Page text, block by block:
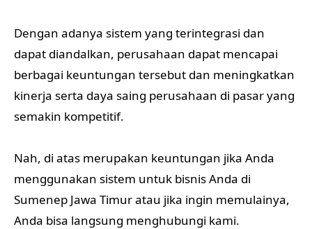
Dengan adanya sistem yang terintegrasi dan
dapat diandalkan, perusahaan dapat mencapai
berbagai keuntungan tersebut dan meningkatkan
kinerja serta daya saing perusahaan di pasar yang
semakin kompetitif.
Nah, di atas merupakan keuntungan jika Anda
menggunakan sistem untuk bisnis Anda di
Sumenep Jawa Timur atau jika ingin memulainya,
Anda bisa langsung menghubungi kami.